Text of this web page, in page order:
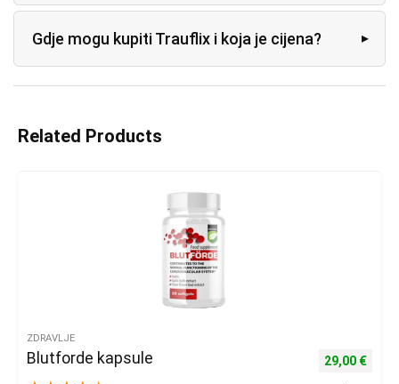
Gdje mogu kupiti Trauflix i koja je cijena?
Related Products
ZDRAVLJE
Blutforde kapsule
Izvorna
29,00 €